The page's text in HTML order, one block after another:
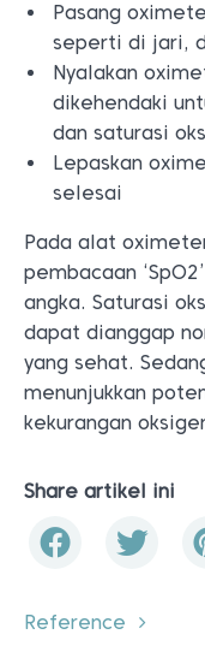
Pasang
seperti di jari,
Nyalakan
dikehendaki
dan saturasi
Lepaskan
selesai
Pada alat
pembacaan
angka. Saturasi
dapat dianggap
yang sehat.
menunjukkan
kekurangan
Share artikel ini
Reference